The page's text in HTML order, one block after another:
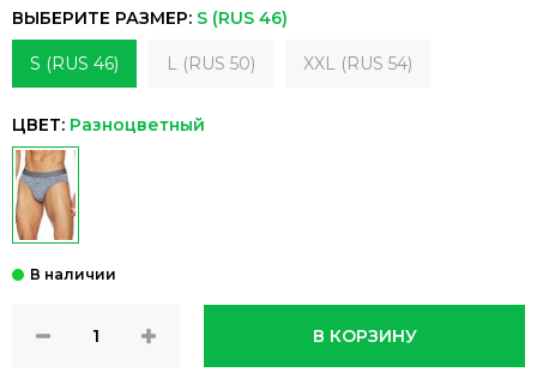
ВЫБЕРИТЕ РАЗМЕР: S (RUS 46)
S (RUS 46) L (RUS 50) XXL (RUS 54)
ЦВЕТ: Разноцветный
В КОРЗИНУ